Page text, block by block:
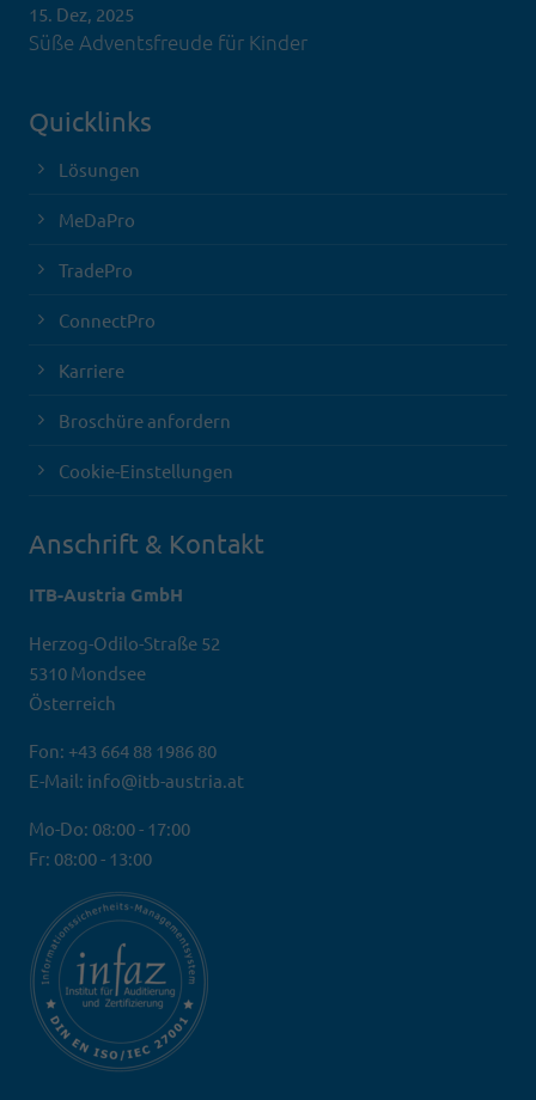
15. Dez, 2025
Süße Adventsfreude für Kinder
Quicklinks
Lösungen
MeDaPro
TradePro
ConnectPro
Karriere
Broschüre anfordern
Cookie-Einstellungen
Anschrift & Kontakt
ITB-Austria GmbH
Herzog-Odilo-Straße 52
5310 Mondsee
Österreich
Fon: +43 664 88 1986 80
E-Mail: info@itb-austria.at
Mo-Do: 08:00 - 17:00
Fr: 08:00 - 13:00